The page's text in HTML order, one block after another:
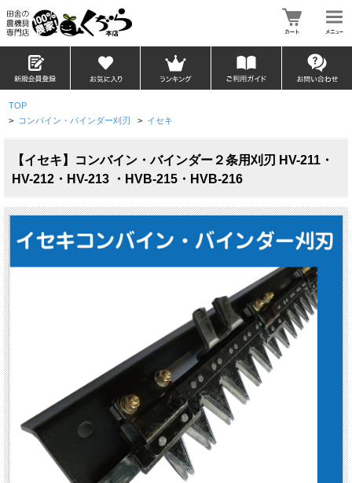
TOP
> コンバイン・バインダー刈刃 > イセキ
【イセキ】コンバイン・バインダー２条用刈刃 HV-211・
HV-212・HV-213 ・HVB-215・HVB-216